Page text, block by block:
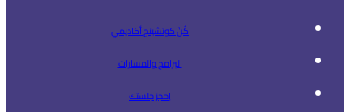
كُنْ كوتشينج أكاديمي
البرامج والمسارات
إحجز جلستك